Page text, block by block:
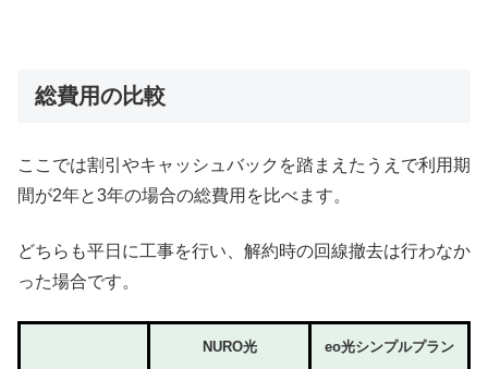
総費用の比較
ここでは割引やキャッシュバックを踏まえたうえで利用期
間が2年と3年の場合の総費用を比べます。
どちらも平日に工事を行い、解約時の回線撤去は行わなか
った場合です。
NURO光 eo光シンプルプラン